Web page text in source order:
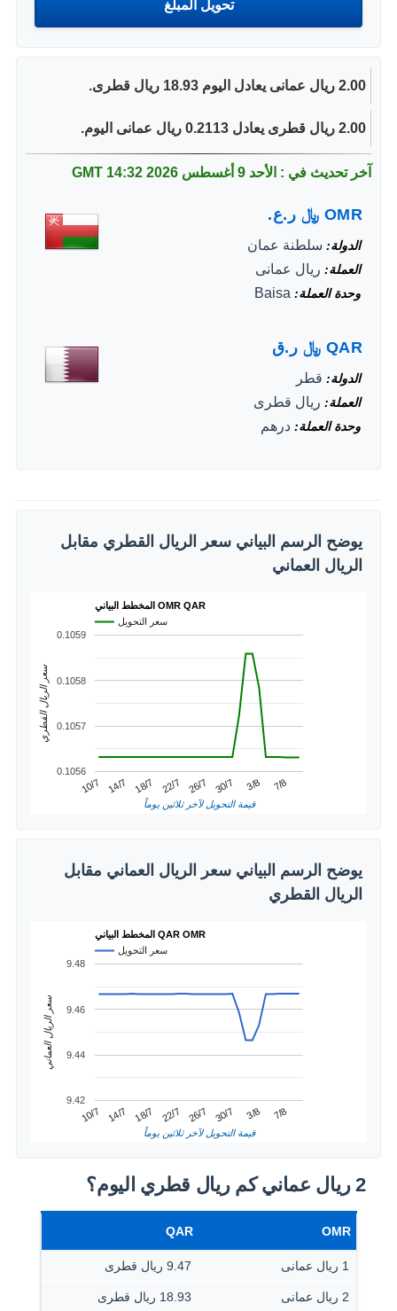
2.00 ريال عمانى يعادل اليوم 18.93 ريال قطرى.
2.00 ريال قطرى يعادل 0.2113 ريال عمانى اليوم.
آخر تحديث في : الأحد 9 أغسطس 2026 14:32 GMT
OMR ﷼ ر.ع.
الدولة سلطنة عمان
العملة ريال عمانى
وحدة العملة Baisa
QAR ﷼ ر.ق
الدولة قطر
العملة ريال قطرى
وحدة العملة درهم
يوضح الرسم البياني سعر الريال القطري مقابل
الريال العماني
المخطط البياني OMR QAR
سعر التحويل
10/7 14/7 18/7 22/7 26/7 30/7 3/8 7/8
0.1056
0.1057
0.1058
0.1059
قيمة التحويل لآخر ثلاثين يوماً
سعر الريال القطري
يوضح الرسم البياني سعر الريال العماني مقابل
الريال القطري
المخطط البياني QAR OMR
سعر التحويل
10/7 14/7 18/7 22/7 26/7 30/7 3/8 7/8
9.42
9.44
9.46
9.48
قيمة التحويل لآخر ثلاثين يوماً
سعر الريال العماني
2 ريال عماني كم ريال قطري اليوم؟
OMR
QAR
1 ريال عمانى 9.47 ريال قطرى
2 ريال عمانى 18.93 ريال قطرى